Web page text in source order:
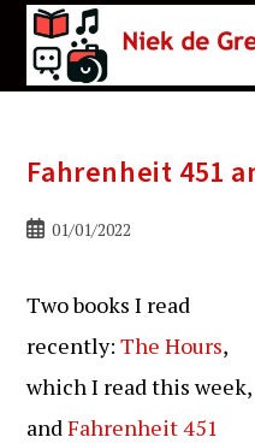
Fahrenheit 451
Bericht01/01/2022
Two books I read
recently:The Hours,
which I read this week,
andFahrenheit 451